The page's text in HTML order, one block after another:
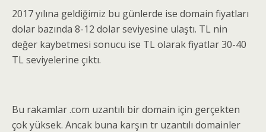
2017 yılına geldiğimiz bu günlerde ise domain fiyatları
dolar bazında 8-12 dolar seviyesine ulaştı. TL nin
değer kaybetmesi sonucu ise TL olarak fiyatlar 30-40
TL seviyelerine çıktı.
Bu rakamlar .com uzantılı bir domain için gerçekten
çok yüksek. Ancak buna karşın tr uzantılı domainler